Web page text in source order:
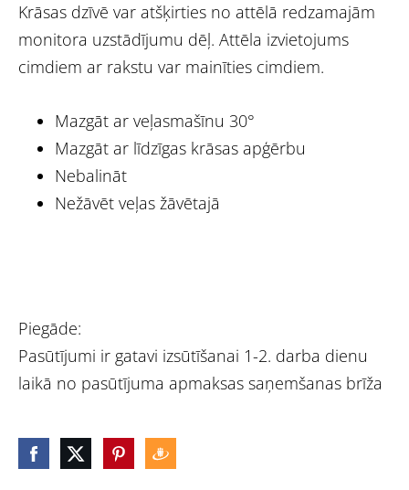
Krāsas dzīvē var atšķirties no attēlā redzamajām
monitora uzstādījumu dēļ. Attēla izvietojums
cimdiem ar rakstu var mainīties cimdiem.
Mazgāt ar veļasmašīnu 30°
Mazgāt ar līdzīgas krāsas apģērbu
Nebalināt
Nežāvēt veļas žāvētajā
Piegāde:
Pasūtījumi ir gatavi izsūtīšanai 1-2. darba dienu
laikā no pasūtījuma apmaksas saņemšanas brīža